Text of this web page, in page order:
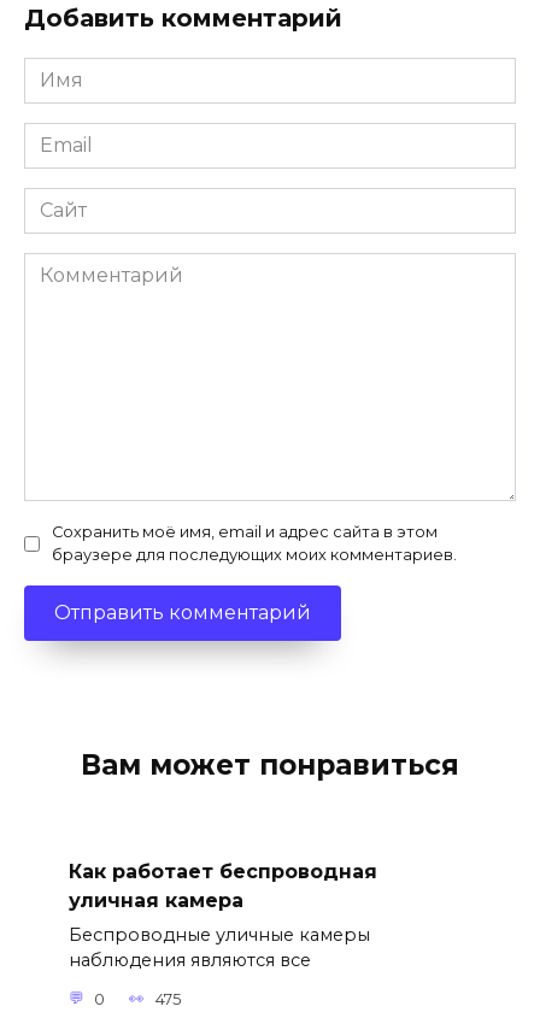
Добавить комментарий
Имя
*
Email
*
Сайт
Комментарий
Сохранить моё имя, email и адрес сайта в этом
браузере для последующих моих комментариев.
Вам может понравиться
Как работает беспроводная
уличная камера
Беспроводные уличные камеры
наблюдения являются все
0 475